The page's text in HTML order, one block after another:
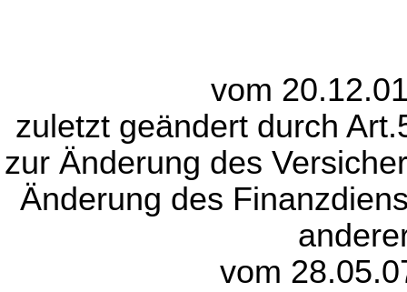
vom
zuletzt geändert durch
zur Änderung des
Änderung des
vom